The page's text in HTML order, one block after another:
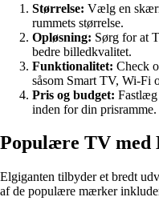
Størrelse: Vælg en
rummets størrelse.
Opløsning: Sørg for at
bedre billedkvalitet.
Funktionalitet: Check
såsom Smart TV, Wi-Fi
Pris og budget: Fastlæg
inden for din prisramme.
Populære TV med
Elgiganten tilbyder et bredt
af de populære mærker